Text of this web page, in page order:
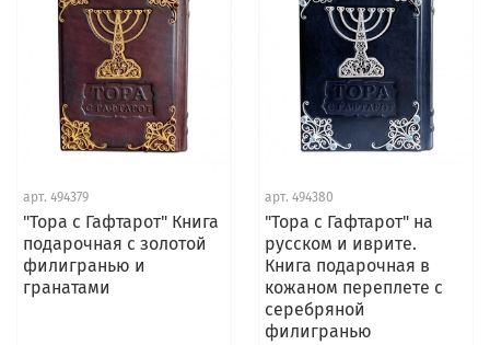
арт. 494379
"Тора с Гафтарот" Книга
подарочная с золотой
филигранью и
гранатами
арт. 494380
"Тора с Гафтарот" на
русском и иврите.
Книга подарочная в
кожаном переплете с
серебряной
филигранью